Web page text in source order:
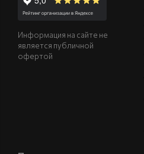
Информация на сайте не
является публичной
офертой